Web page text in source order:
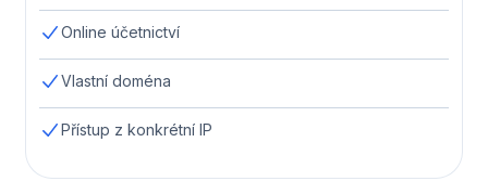
Online účetnictví
Vlastní doména
Přístup z konkrétní IP